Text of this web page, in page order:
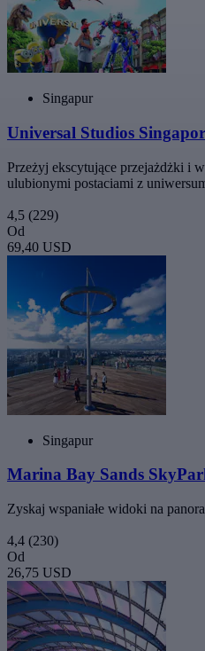
Singapur
Universal Studios
Przeżyj ekscytujące przejażdżki i
ulubionymi postaciami z
4,5 (229)
Od
69,40 USD
Singapur
Marina Bay Sands
Zyskaj wspaniałe widoki na
4,4 (230)
Od
26,75 USD